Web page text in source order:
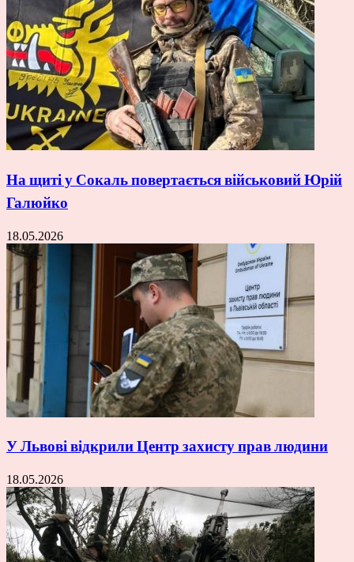
На щиті у Сокаль повертається військовий Юрій
Галюйко
18.05.2026
У Львові відкрили Центр захисту прав людини
18.05.2026